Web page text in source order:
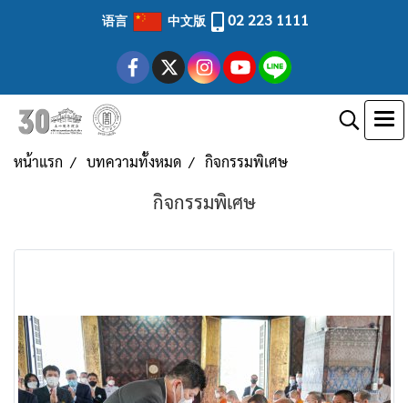
语言 中文版 02 223 1111
หน้าแรก บทความทั้งหมด กิจกรรมพิเศษ
กิจกรรมพิเศษ